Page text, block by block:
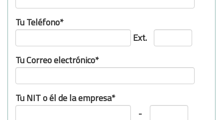
Tu Teléfono*
Ext.
Tu Correo electrónico*
Tu NIT o él de la empresa*
-